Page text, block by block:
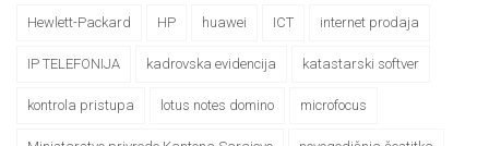
Hewlett-Packard HP huawei ICT internet prodaja
IP TELEFONIJA kadrovska evidencija katastarski softver
kontrola pristupa lotus notes domino microfocus